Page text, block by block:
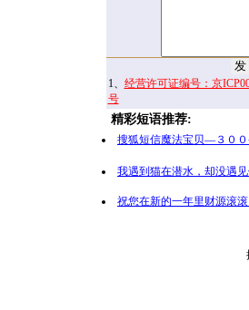
1、 经营许可证编号：京
号
精彩短语推荐:
搜狐短信魔法宝贝—３０
我遇到猫在潜水，却没遇
祝您在新的一年里财源滚